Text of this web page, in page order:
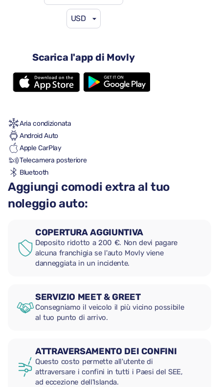
USD
Scarica l'app di Movly
Cambio automatico
5 sedili
2 valigie grandi
Aria condizionata
Android Auto
Apple CarPlay
Telecamera posteriore
Bluetooth
Aggiungi comodi extra al tuo
noleggio auto:
COPERTURA AGGIUNTIVA
Deposito ridotto a 200 €. Non devi pagare
alcuna franchigia se l'auto Movly viene
danneggiata in un incidente.
SERVIZIO MEET & GREET
Consegniamo il veicolo il più vicino possibile
al tuo punto di arrivo.
ATTRAVERSAMENTO DEI CONFINI
Questo costo permette all'utente di
attraversare i confini in tutti i Paesi del SEE,
ad eccezione dell'Islanda.